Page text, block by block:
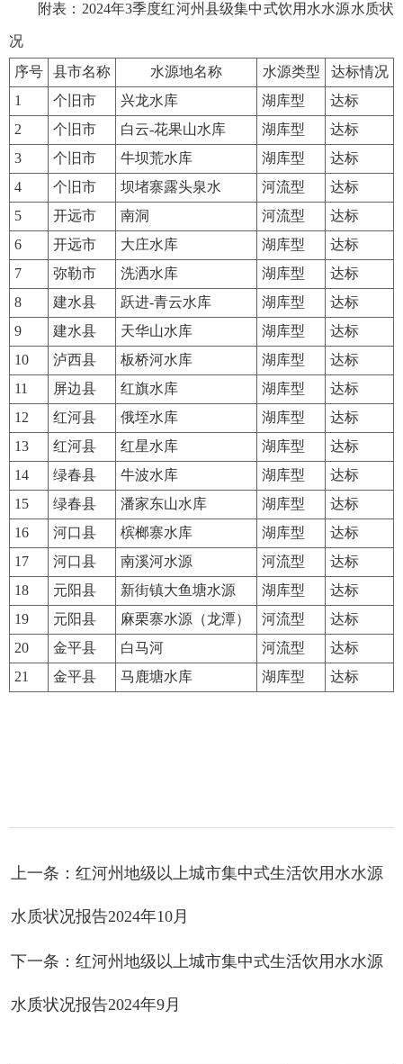
附表：2024年3季度红河州县级集中式饮用水水源水质状
况
序号
县市名称 水源地名称 水源类型
达标情况
1
个旧市 兴龙水库 湖库型
达标
2
个旧市 白云-花果山水库 湖库型
达标
3
个旧市 牛坝荒水库 湖库型
达标
4
个旧市 坝堵寨露头泉水 河流型
达标
5
开远市 南洞 河流型
达标
6
开远市 大庄水库 湖库型
达标
7
弥勒市 洗洒水库 湖库型
达标
8
建水县 跃进-青云水库 湖库型
达标
9
建水县 天华山水库 湖库型
达标
10
泸西县 板桥河水库 湖库型
达标
11
屏边县 红旗水库 湖库型
达标
12
红河县 俄垤水库 湖库型
达标
13
红河县 红星水库 湖库型
达标
14
绿春县 牛波水库 湖库型
达标
15
绿春县 潘家东山水库 湖库型
达标
16
河口县 槟榔寨水库 湖库型
达标
17
河口县 南溪河水源 河流型
达标
18
元阳县 新街镇大鱼塘水源 湖库型
达标
19
元阳县 麻栗寨水源（龙潭） 河流型
达标
20
金平县 白马河 河流型
达标
21
金平县 马鹿塘水库 湖库型 达标
上一条：红河州地级以上城市集中式生活饮用水水源
水质状况报告2024年10月
下一条：红河州地级以上城市集中式生活饮用水水源
水质状况报告2024年9月